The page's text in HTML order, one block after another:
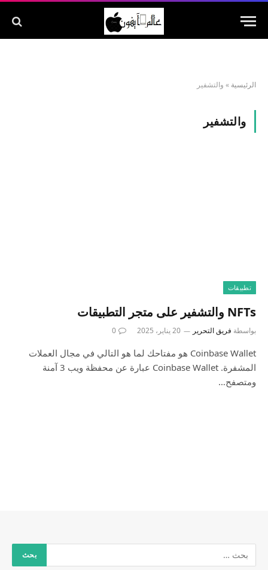
الرئيسية » والتشفير
والتشفير
تطبيقات
NFTs والتشفير على متجر التطبيقات
بواسطة فريق التحرير 20 يناير، 2025 0
Coinbase Wallet هو مفتاحك لما هو التالي في مجال العملات
المشفرة. Coinbase Wallet عبارة عن محفظة ويب 3 آمنة
ومتصفح…